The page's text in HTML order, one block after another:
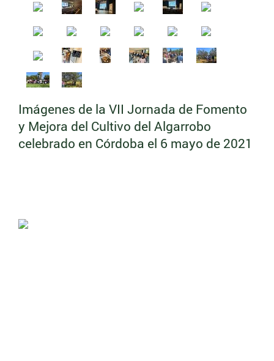
Imágenes de la VII Jornada de Fomento
y Mejora del Cultivo del Algarrobo
celebrado en Córdoba el 6 mayo de 2021